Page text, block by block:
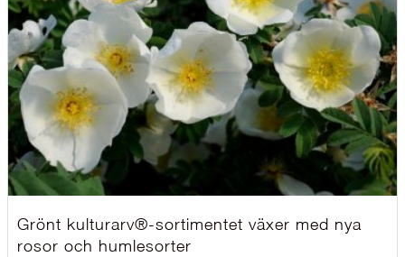
Grönt kulturarv®-sortimentet växer med nya
rosor och humlesorter